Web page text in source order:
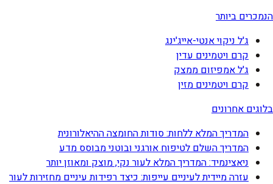
הנמכרים ביותר
ג'ל ניקוי אנטי-אייג'ינג
קרם ויטמינים עדין
ג'ל אמפיזום ממצק
קרם ויטמינים מזין
בלוגים אחרונים
המדריך המלא ללחות: סודות החומצה ההיאלורונית
המדריך השלם לטיפוח אורגני ובוטני מבוסס מדע
ניאצינמיד: המדריך המלא לעור נקי, מוצק ומאוזן יותר
עזרה מיידית לעיניים עייפות: כיצד רפידות עיניים מחזירות לעור